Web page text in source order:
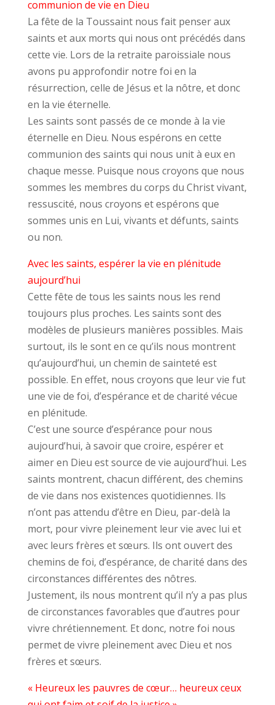
communion de vie en Dieu
La fête de la Toussaint nous fait penser aux
saints et aux morts qui nous ont précédés dans
cette vie. Lors de la retraite paroissiale nous
avons pu approfondir notre foi en la
résurrection, celle de Jésus et la nôtre, et donc
en la vie éternelle.
Les saints sont passés de ce monde à la vie
éternelle en Dieu. Nous espérons en cette
communion des saints qui nous unit à eux en
chaque messe. Puisque nous croyons que nous
sommes les membres du corps du Christ vivant,
ressuscité, nous croyons et espérons que
sommes unis en Lui, vivants et défunts, saints
ou non.
Avec les saints, espérer la vie en plénitude
aujourd’hui
Cette fête de tous les saints nous les rend
toujours plus proches. Les saints sont des
modèles de plusieurs manières possibles. Mais
surtout, ils le sont en ce qu’ils nous montrent
qu’aujourd’hui, un chemin de sainteté est
possible. En effet, nous croyons que leur vie fut
une vie de foi, d’espérance et de charité vécue
en plénitude.
C’est une source d’espérance pour nous
aujourd’hui, à savoir que croire, espérer et
aimer en Dieu est source de vie aujourd’hui. Les
saints montrent, chacun différent, des chemins
de vie dans nos existences quotidiennes. Ils
n’ont pas attendu d’être en Dieu, par-delà la
mort, pour vivre pleinement leur vie avec lui et
avec leurs frères et sœurs. Ils ont ouvert des
chemins de foi, d’espérance, de charité dans des
circonstances différentes des nôtres.
Justement, ils nous montrent qu’il n’y a pas plus
de circonstances favorables que d’autres pour
vivre chrétiennement. Et donc, notre foi nous
permet de vivre pleinement avec Dieu et nos
frères et sœurs.
« Heureux les pauvres de cœur… heureux ceux